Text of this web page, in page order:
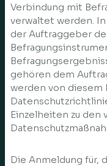
Verbindung mit
verwaltet werden.
der Auftraggeber
gehören dem
werden von diesem
Einzelheiten zu
Die Anmeldung für,